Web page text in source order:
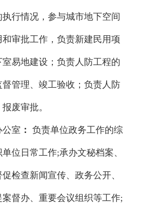
行情况，参与城市地下空间
审批工作，负责新建民用项
室易地建设；负责人防工程的
督管理、竣工验收；负责人防
废审批。
公室 ： 负责单位政务工作的综
位日常工作;承办文秘档案、
检查新闻宣传、政务公开、
督办、重要会议组织等工作;